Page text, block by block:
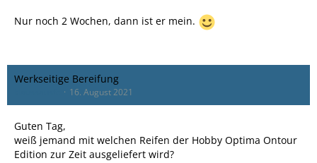
Nur noch 2 Wochen, dann ist er mein.
Werkseitige Bereifung
16. August 2021
Guten Tag,
weiß jemand mit welchen Reifen der Hobby Optima Ontour
Edition zur Zeit ausgeliefert wird?